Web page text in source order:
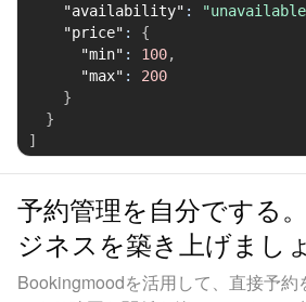
"availability" :
"price" :
{
"min" : 100,
"max" :
200
}
}
]
予約管理を自分でする
ジネスを築き上げまし
Bookingmoodを活用して、直接予約